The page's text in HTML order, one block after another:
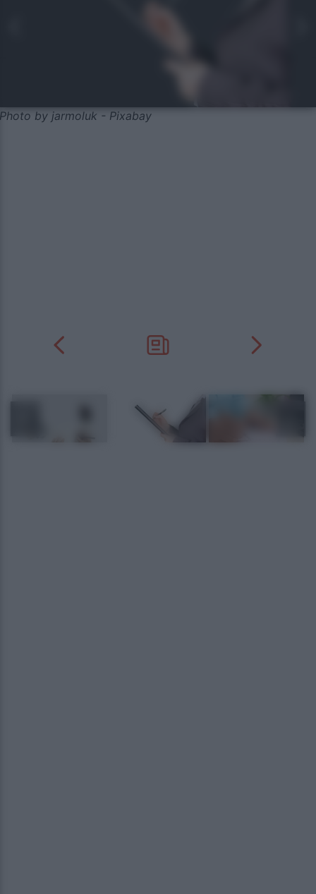
Photo by jarmoluk - Pixabay